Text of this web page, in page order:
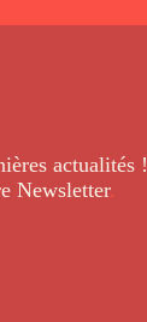
actualités !
Newsletter.